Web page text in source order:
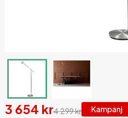
3 654 kr4 299 kr Kampanj